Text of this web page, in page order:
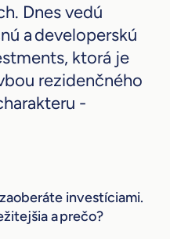
Dnes vedú
a developerskú
ktorá je
rezidenčného
-
investíciami.
a prečo?